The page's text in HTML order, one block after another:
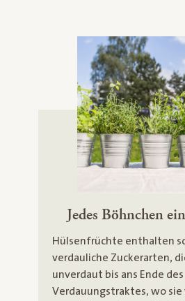
Jedes Böhnchen
Hülsenfrüchte enthalten
verdauliche Zuckerarten,
unverdaut bis ans Ende des
Verdauungstraktes, wo sie